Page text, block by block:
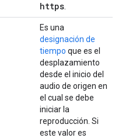
https
Es una
designación de
tiempo que es el
desplazamiento
desde el inicio del
audio de origen en
el cual se debe
iniciar la
reproducción. Si
este valor es